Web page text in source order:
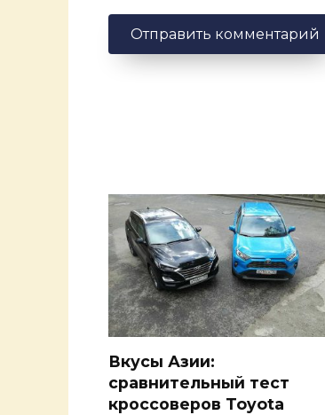
Вкусы Азии:
сравнительный тест
кроссоверов Toyota